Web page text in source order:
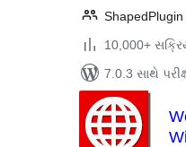
10,000+
7.0.3 સાથે